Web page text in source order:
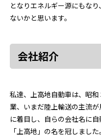
となりエネルギー源にもな
ないかと思います。
会社紹介
私達、上高地自動車は、昭
業、いまだ陸上輸送の主流
に着目し、自らの会社名に
「上高地」の名を冠しました。